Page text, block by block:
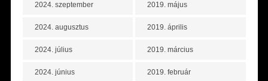
2024. szeptember
2024. augusztus
2024. július
2024. június
2019. május
2019. április
2019. március
2019. február